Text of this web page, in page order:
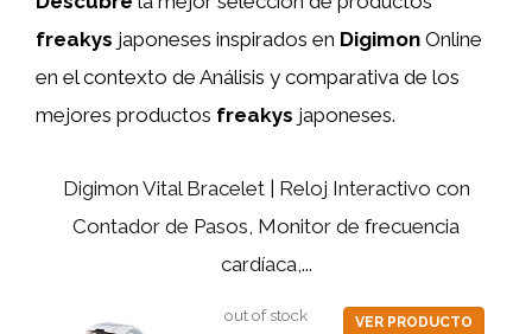
freakys japoneses inspirados en Digimon Online
en el contexto de Análisis y comparativa de los
mejores productos freakys japoneses.
Digimon Vital Bracelet | Reloj Interactivo con
Contador de Pasos, Monitor de frecuencia
cardíaca,...
out of stock VER PRODUCTO